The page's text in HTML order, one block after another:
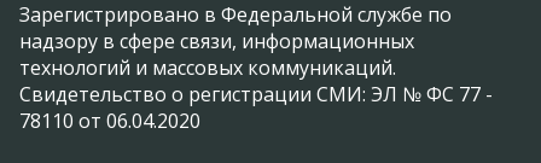
Зарегистрировано в Федеральной службе по
надзору в сфере связи, информационных
технологий и массовых коммуникаций.
Свидетельство о регистрации СМИ: ЭЛ № ФС 77 -
78110 от 06.04.2020